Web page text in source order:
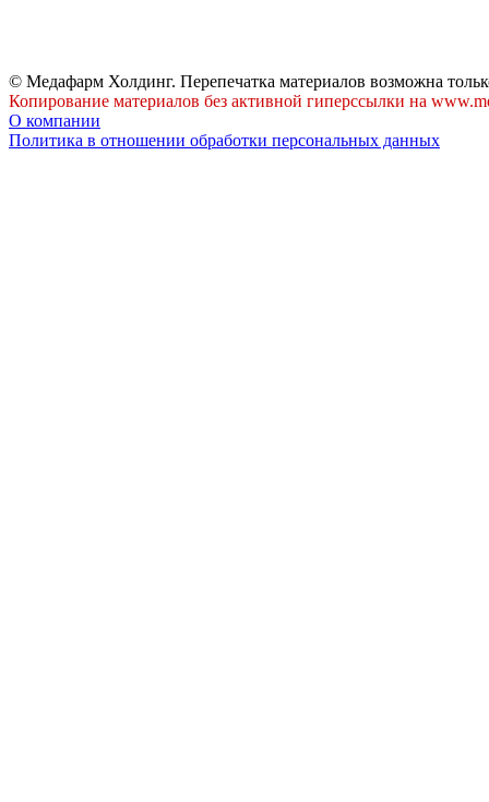
© Медафарм Холдинг. Перепечатка материалов возможна
Копирование материалов без активной гиперссылки на
О компании
Политика в отношении обработки персональных данных